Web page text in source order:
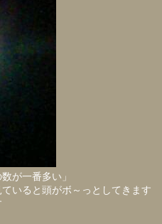
が一番多い」
いると頭がボ～っとしてきます